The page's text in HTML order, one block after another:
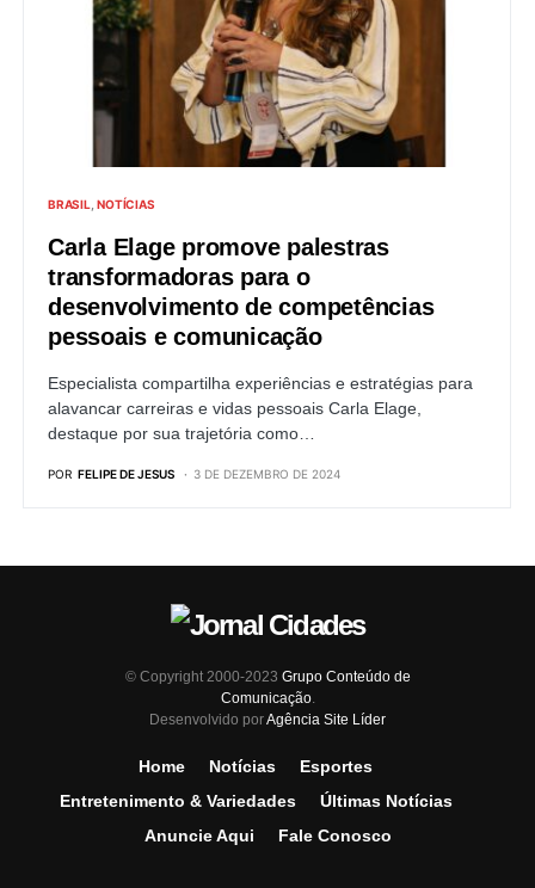
BRASIL NOTÍCIAS
Carla Elage promove palestras
transformadoras para o
desenvolvimento de competências
pessoais e comunicação
Especialista compartilha experiências e estratégias para
alavancar carreiras e vidas pessoais Carla Elage,
destaque por sua trajetória como…
POR FELIPE DE JESUS 3 DE DEZEMBRO DE 2024
© Copyright 2000-2023 Grupo Conteúdo de
Comunicação.
Desenvolvido porAgência Site Líder
Home Notícias
Esportes
Entretenimento & Variedades
Últimas Notícias
Anuncie Aqui
Fale Conosco